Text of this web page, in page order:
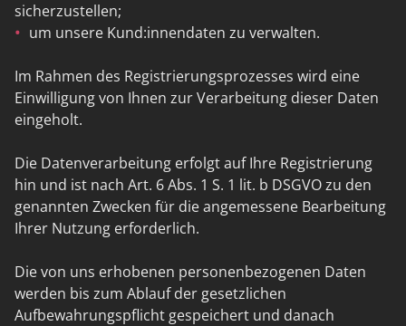
sicherzustellen;
um unsere Kund:innendaten zu verwalten.
Im Rahmen des Registrierungsprozesses wird eine
Einwilligung von Ihnen zur Verarbeitung dieser Daten
eingeholt.
Die Datenverarbeitung erfolgt auf Ihre Registrierung
hin und ist nach Art. 6 Abs. 1 S. 1 lit. b DSGVO zu den
genannten Zwecken für die angemessene Bearbeitung
Ihrer Nutzung erforderlich.
Die von uns erhobenen personenbezogenen Daten
werden bis zum Ablauf der gesetzlichen
Aufbewahrungspflicht gespeichert und danach